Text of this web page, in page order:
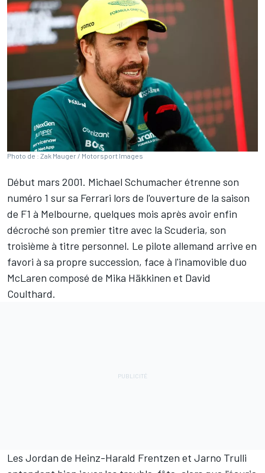
Photo de : Zak Mauger / Motorsport Images
Début mars 2001. Michael Schumacherétrenne son
numéro 1 sur sa Ferrari lors de l'ouverture de la saison
de F1 à Melbourne, quelques mois après avoir enfin
décroché son premier titre avec la Scuderia, son
troisième à titre personnel. Le pilote allemand arrive en
favori à sa propre succession, face à l'inamovible duo
McLaren composé de Mika Häkkinen et David
Coulthard.
Les Jordan de Heinz-Harald Frentzen et Jarno Trulli